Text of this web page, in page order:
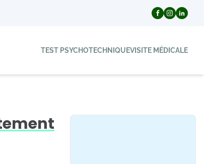
TEST PSYCHOTECHNIQUEVISITE MÉDICALE